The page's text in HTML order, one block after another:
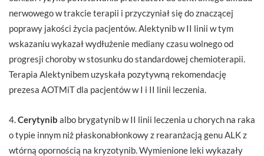
nerwowego w trakcie terapii i przyczyniał się do znaczącej
poprawy jakości życia pacjentów. Alektynib w II linii w tym
wskazaniu wykazał wydłużenie mediany czasu wolnego od
progresji choroby w stosunku do standardowej chemioterapii.
Terapia Alektynibem uzyskała pozytywną rekomendację
prezesa AOTMiT dla pacjentów w I i II linii leczenia.
4. Cerytynib albo brygatynib w II linii leczenia u chorych na raka
o typie innym niż płaskonabłonkowy z rearanżacją genu ALK z
wtórną opornością na kryzotynib. Wymienione leki wykazały